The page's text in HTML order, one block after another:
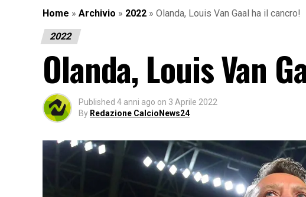
Home » Archivio » 2022 » Olanda, Louis Van Gaal ha il cancro!
2022
Olanda, Louis Van
Published 4 anni ago on 3 Aprile 2022
By Redazione CalcioNews24